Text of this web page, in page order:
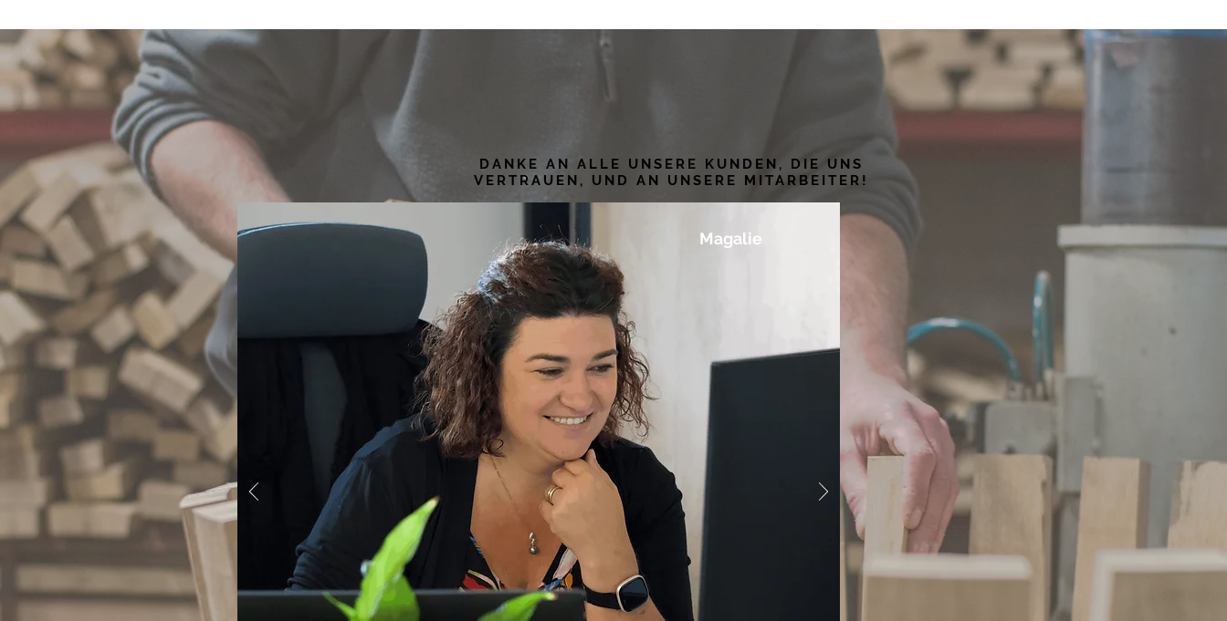
DANKE AN ALLE UNSERE KUNDEN, DIE UNS
VERTRAUEN, UND AN UNSERE MITARBEITER!
Magalie